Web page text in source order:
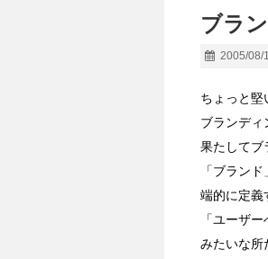
ブラ
2005/08/
ちょっと堅
ブランディ
果たしてブ
「ブラン
端的に定義
「ユーザ
みたいな所